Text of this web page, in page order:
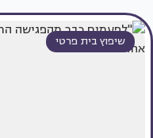
שיפוץ בית פרטי